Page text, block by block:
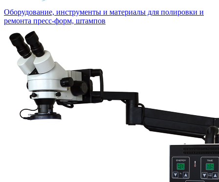
Оборудование, инструменты и материалы для полировки и
ремонта пресс-форм, штампов